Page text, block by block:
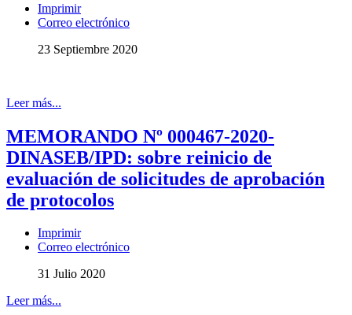
Imprimir
Correo electrónico
23 Septiembre 2020
Leer más...
MEMORANDO Nº 000467-2020-
DINASEB/IPD: sobre reinicio de
evaluación de solicitudes de aprobación
de protocolos
Imprimir
Correo electrónico
31 Julio 2020
Leer más...